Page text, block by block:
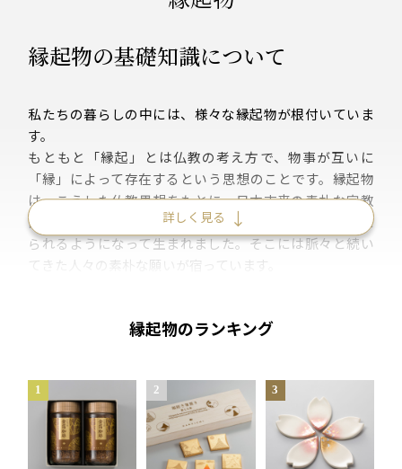
縁起物の基礎知識について
私たちの暮らしの中には、様々な縁起物が根付いていま
す。
もともと「縁起」とは仏教の考え方で、物事が互いに
「縁」によって存在するという思想のことです。縁起物
は、こうした仏教思想をもとに、日本古来の素朴な宗教
観が結びつくことで自然のモチーフに特別な意味が与え
られるようになって生まれました。そこには脈々と続い
てきた人々の素朴な願いが宿っています。
たちも、実に気まぐれに行動します。生きることそのも
のが、運に大きく左右されてきたからこそ、人々は縁起
を大切にしたのでしょう。こうして古くから伝えられて
きた縁起物には、身近な人々の幸せを願って暮らしてき
詳しく見る
縁起物のランキング